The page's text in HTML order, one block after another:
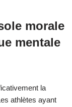
morale
mentale
la
athlètes ayant